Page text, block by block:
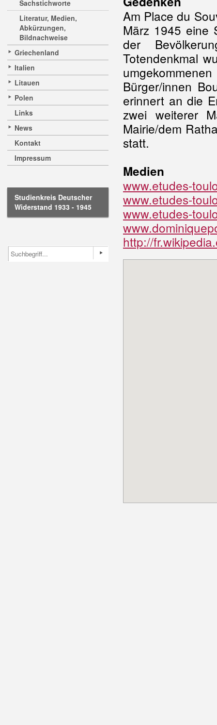
Sachstichworte
Literatur, Medien,
Abkürzungen,
Bildnachweise
Griechenland
Italien
Litauen
Polen
Links
News
Kontakt
Impressum
Studienkreis Deutscher
Widerstand 1933 - 1945
Am Place du
März 1945 eine
der
Totendenkmal
Bürger/innen
erinnert an die
zwei weiterer
Mairie/dem
statt.
Medien
www.etudes-
www.etudes-
www.etudes-
http://